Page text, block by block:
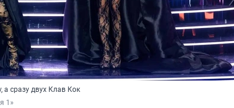
а сразу двух Клав Кок
1»